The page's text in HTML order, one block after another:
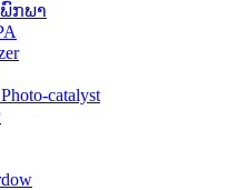
ກພາ
catalyst